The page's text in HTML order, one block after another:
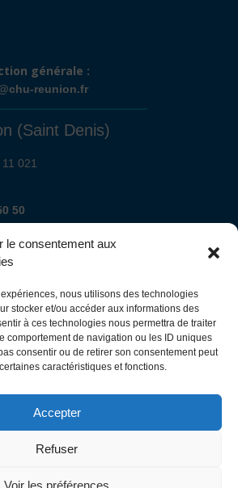
le consentement aux
nous utilisons des technologies
stocker et/ou accéder aux informations des
à ces technologies nous permettra de traiter
comportement de navigation ou les ID uniques
consentir ou de retirer son consentement peut
caractéristiques et fonctions.
Accepter
Refuser
Voir les préférences
générale :
reunion.fr
(Saint Denis)
021
50
:
de site :
reunion.fr
sites Sud (Saint-Pierre
Tampon - St Louis - Cilaos)
des sites :